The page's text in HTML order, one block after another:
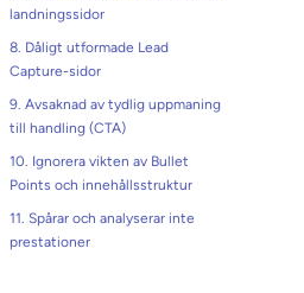
landningssidor
8. Dåligt utformade Lead
Capture-sidor
9. Avsaknad av tydlig uppmaning
till handling (CTA)
10. Ignorera vikten av Bullet
Points och innehållsstruktur
11. Spårar och analyserar inte
prestationer